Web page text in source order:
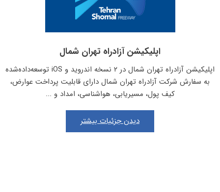
اپلیکیشن آزادراه تهران شمال
اپلیکیشن آزادراه تهران شمال در ۲ نسخه اندروید و iOS توسعه‌داده‌شده
به سفارش شرکت آزادراه تهران شمال دارای قابلیت پرداخت عوارض،
کیف پول، مسیریابی، هواشناسی، امداد و ...
دیدن جزئیات بیشتر